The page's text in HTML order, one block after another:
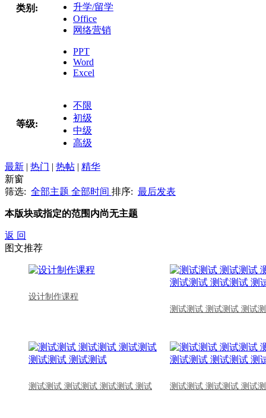
类别:
升学/留学
Office
网络营销
PPT
Word
Excel
等级:
不限
初级
中级
高级
最新 | 热门 | 热帖 | 精华
新窗
筛选: 全部主题 全部时间 排序: 最后发表
本版块或指定的范围内尚无主题
返 回
图文推荐
设计制作课程
测试测试 测试测试 测试
测试测试 测试测试 测试测试 测试 测试测试 测试测试 测试